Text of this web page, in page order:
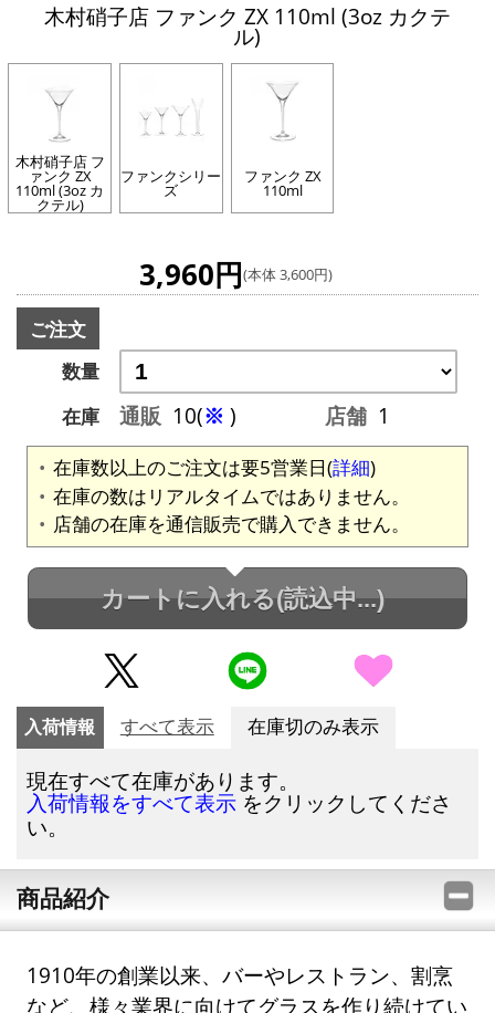
木村硝子店 ファンク ZX 110ml (3oz カクテ
ル)
木村硝子店 フ
ァンク ZX
110ml (3oz カ
クテル)
ファンクシリー
ズ
ファンク ZX
110ml
3,960円(本体 3,600円)
ご注文
数量
在庫
通販 10(※ ) 店舗 1
在庫数以上のご注文は要5営業日(詳細)
在庫の数はリアルタイムではありません。
店舗の在庫を通信販売で購入できません。
カートに入れる(読込中...)
入荷情報 すべて表示 在庫切のみ表示
現在すべて在庫があります。
入荷情報をすべて表示 をクリックしてくださ
い。
商品紹介
1910年の創業以来、バーやレストラン、割烹
など、様々業界に向けてグラスを作り続けてい